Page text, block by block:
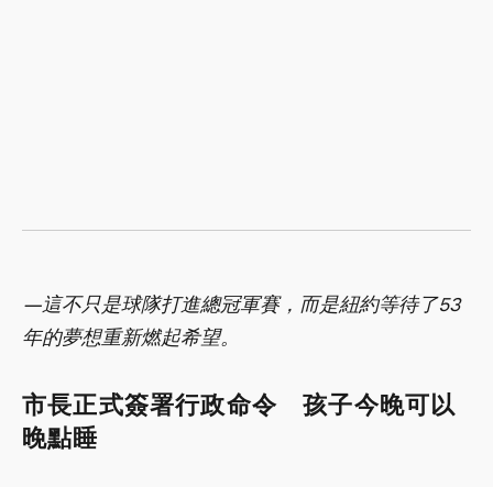
—這不只是球隊打進總冠軍賽，而是紐約等待了53
年的夢想重新燃起希望。
市長正式簽署行政命令 孩子今晚可以
晚點睡